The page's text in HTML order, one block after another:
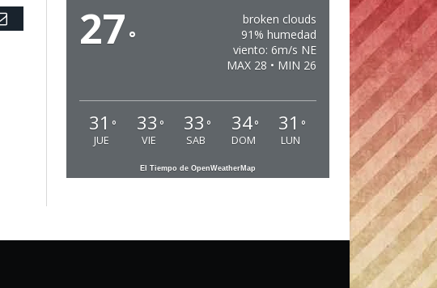
Email 27 °
broken clouds
91% humedad
viento: 6m/s NE
MAX 28 • MIN 26
31 °
JUE
33 °
VIE
33 °
SAB
34°
DOM
31 °
LUN
El Tiempo de OpenWeatherMap